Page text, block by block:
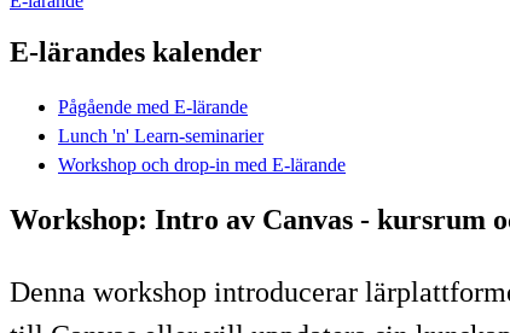
E-lärandes kalender
Pågående med E-lärande
Lunch 'n' Learn-seminarier
Workshop och drop-in med E-lärande
Workshop: Intro av Canvas - kursrum
Denna workshop introducerar